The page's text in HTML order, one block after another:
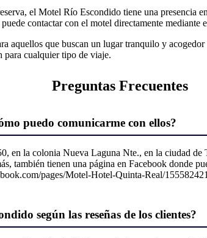
el Motel Río Escondido tiene una presencia
contactar con el motel directamente
aquellos que buscan un lugar tranquilo y
para cualquier tipo de viaje.
Preguntas Frecuentes
puedo comunicarme con ellos?
en la colonia Nueva Laguna Nte., en la ciudad
también tienen una página en Facebook donde
pages/Motel-Hotel-Quinta-Real/
según las reseñas de los clientes?